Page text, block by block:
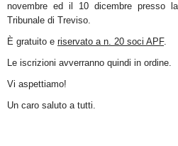
novembre ed il 10 dicembre presso
Tribunale di Treviso.
È gratuito e riservato a n. 20 soci APF.
Le iscrizioni avverranno quindi in ordine.
Vi aspettiamo!
Un caro saluto a tutti.